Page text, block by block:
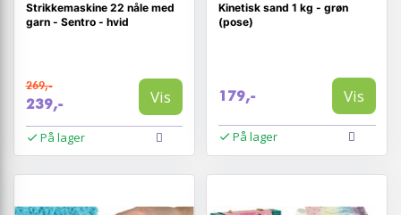
Strikkemaskine 22 nåle med
garn - Sentro - hvid
269,-
239,- Vis
På lager
Kinetisk sand 1 kg - grøn
(pose)
179,- Vis
På lager